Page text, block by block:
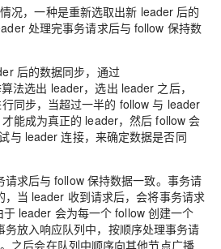
况，一种是重新选取出新 leader 后的
处理完事务请求后与 follow 保持数
后的数据同步， 通过
法选出 leader，选出 leader 之后，
同步，当超过一半的 follow 与 leader
能成为真正的 leader，然后 follow 会
与 leader 连接，来确定数据是否同
求后与 follow 保持数据一致。 事务请
当 leader 收到请求后，会将事务请求
leader 会为每一个 follow 创建一个
放入响应队列中，按顺序处理事务请
之后会在队列中顺序向其他节点广播